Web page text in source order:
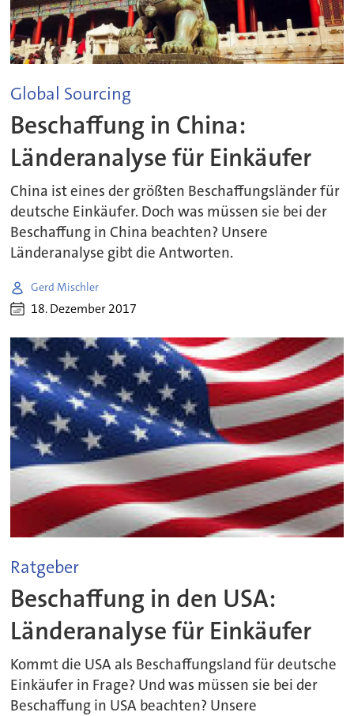
Global Sourcing
Beschaffung in China:
Länderanalyse für Einkäufer
China ist eines der größten Beschaffungsländer für
deutsche Einkäufer. Doch was müssen sie bei der
Beschaffung in China beachten? Unsere
Länderanalyse gibt die Antworten.
Gerd Mischler
18. Dezember 2017
Ratgeber
Beschaffung in den USA:
Länderanalyse für Einkäufer
Kommt die USA als Beschaffungsland für deutsche
Einkäufer in Frage? Und was müssen sie bei der
Beschaffung in USA beachten? Unsere